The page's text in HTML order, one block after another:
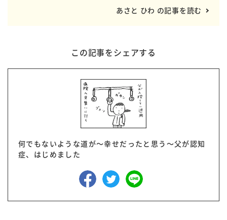
あさと ひわ の記事を読む
この記事をシェアする
何でもないような道が～幸せだったと思う～父が認知
症、はじめました